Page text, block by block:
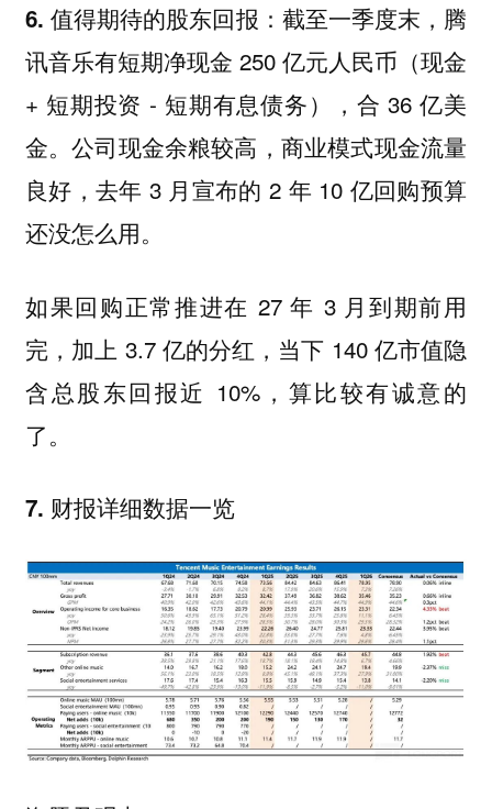
6. 值得期待的股东回报： 截至一季度末，腾
讯音乐有短期净现金 250 亿元人民币（现金
+ 短期投资 - 短期有息债务），合 36 亿美
金。公司现金余粮较高，商业模式现金流量
良好，去年 3 月宣布的 2 年 10 亿回购预算
还没怎么用。
如果回购正常推进在 27 年 3 月到期前用
完，加上 3.7 亿的分红，当下 140 亿市值隐
含总股东回报近 10%，算比较有诚意的
了。
7. 财报详细数据一览